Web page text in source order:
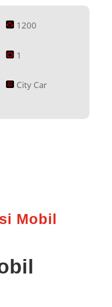
1200
1
City Car
Mobil